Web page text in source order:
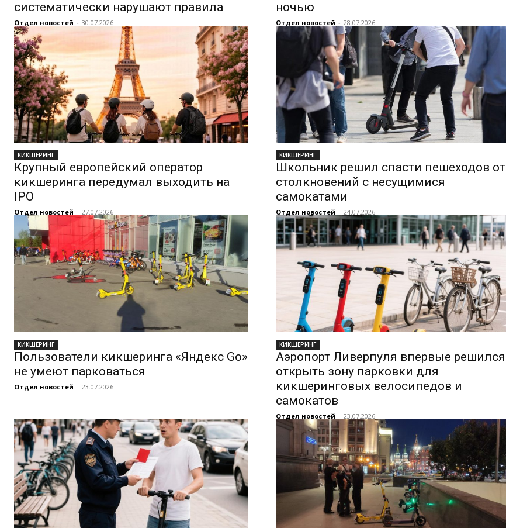
систематически нарушают правила
Отдел новостей - 30.07.2026
ночью
Отдел новостей - 28.07.2026
КИКШЕРИНГ
Крупный европейский оператор
кикшеринга передумал выходить на
IPO
Отдел новостей - 27.07.2026
КИКШЕРИНГ
Школьник решил спасти пешеходов от
столкновений с несущимися
самокатами
Отдел новостей - 24.07.2026
КИКШЕРИНГ
Пользователи кикшеринга «Яндекс Go»
не умеют парковаться
Отдел новостей - 23.07.2026
КИКШЕРИНГ
Аэропорт Ливерпуля впервые решился
открыть зону парковки для
кикшеринговых велосипедов и
самокатов
Отдел новостей - 23.07.2026